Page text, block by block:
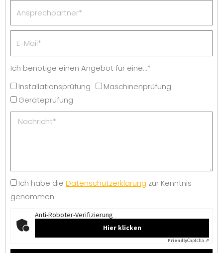
Ich benötige einen Angebot für eine...*
Installationsprüfung
Maschinenprüfung
Geräteprüfung
Ich habe die Datenschutzerklärung zur Kenntnis
genommen.
Anti-Roboter-Verifizierung
Hier klicken
FriendlyCaptcha ⇗